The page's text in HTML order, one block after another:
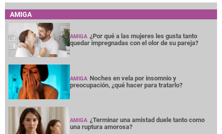
AMIGA
AMIGA ¿Por qué a las mujeres les gusta tanto
quedar impregnadas con el olor de su pareja?
AMIGA Noches en vela por insomnio y
preocupación, ¿qué hacer para tratarlo?
AMIGA ¿Terminar una amistad duele tanto como
una ruptura amorosa?